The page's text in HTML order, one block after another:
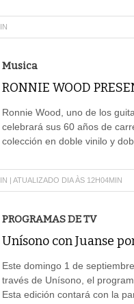
Musica
RONNIE WOOD
Ronnie Wood, uno de los
celebrará sus 60 años de
colección en doble vinilo y
| ATUALIZADO DIA ÀS 12H04MIN
PROGRAMAS DE TV
Unísono con Juanse
Este domingo 1 de
través de Unísono, el
Esta edición contará con la